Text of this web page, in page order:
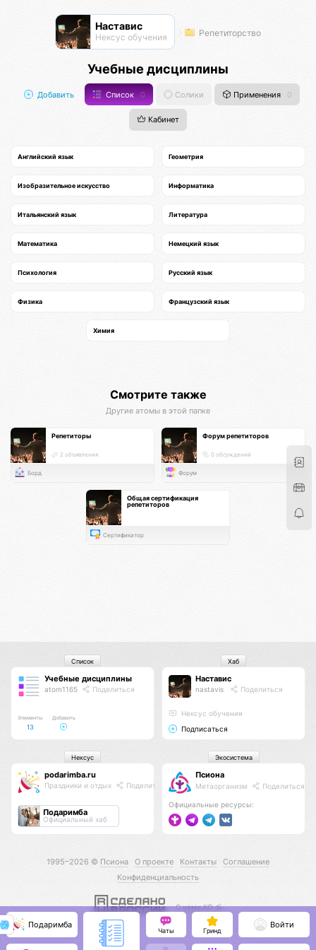
Наставис
Нексус обучения Репетиторство
Учебные дисциплины
Добавить Список 0 Солики Применения 0
Кабинет
Английский язык Геометрия
Изобразительное искусство Информатика
Итальянский язык Литература
Математика Немецкий язык
Психология Русский язык
Физика Французский язык
Химия
Смотрите также
Другие атомы в этой папке
Репетиторы
2 объявления
Борд
Форум репетиторов
0 обсуждений
Форум
Общая сертификация
репетиторов
Сертификатор
Учебные дисциплины
atom1165 Поделиться
Элементы
13
Добавить
Список
Наставис
nastavis Поделиться
Нексус обучения
Подписаться
Хаб
podarimba.ru
Праздники и отдых Поделиться
Подаримба
Официальный хаб
Нексус
Псиона
Метаорганизм Поделиться
Официальные ресурсы:
Экосистема
1995–2026 © Псиона О проекте Контакты
Соглашение
Конфиденциальность
С нами КО 🕉️
Подаримба
Чаты Гринд
Войти